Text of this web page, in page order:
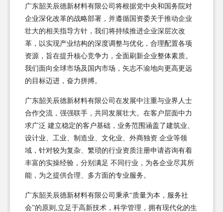
广东韶关辰德新材料有限公司将根据党中央和国务院对
企业深化改革的战略部署，并遵循国资委关于推动企业
壮大的相关指导方针，我们将持续推进企业深层次改
革，以实现产业结构的深度调整与优化，合理配置各项
资源，旨在提升核心竞争力，全面刷新企业整体素质。
我们面向全球市场及国内市场，矢志不渝地向更高更远
的目标迈进，奋力拼搏。
广东韶关辰德新材料有限公司在发展中注重与业界人士
合作交流，强强联手，共同发展壮大。在客户层面中力
求广泛 建立稳定的客户基础，业务范围涵盖了建筑业、
设计业、工业、制造业、文化业、外商独资 企业等领
域，针对较为复杂、繁琐的行业资质注册申请咨询有着
丰富的实操经验，分别满足 不同行业，为各企业尽其所
能，为之提供合理、多方面的专业服务。
广东韶关辰德新材料有限公司秉承“质量为本，服务社
会”的原则,立足于高新技术，科学管理，拥有现代化的生